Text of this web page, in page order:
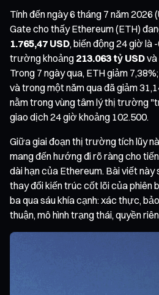
Tính đến ngày 6 tháng 7 năm
Gate cho thấy Ethereum (ETH)
1.765,47 USD, biến động 24 giờ là
trường khoảng 213.063 tỷ USDvà
Trong 7 ngày qua, ETH giảm
và trong một năm qua đã giảm
nằm trong vùng tâm lý thị trường
giao dịch 24 giờ khoảng 102.500.
Giữa giai đoạn thị trường tích lũy
mang đến hướng đi rõ ràng cho
dài hạn của Ethereum. Bài viết
thay đổi kiến trúc cốt lõi của phiên
ba qua sáu khía cạnh: xác thực,
thuận, mô hình trạng thái, quyền